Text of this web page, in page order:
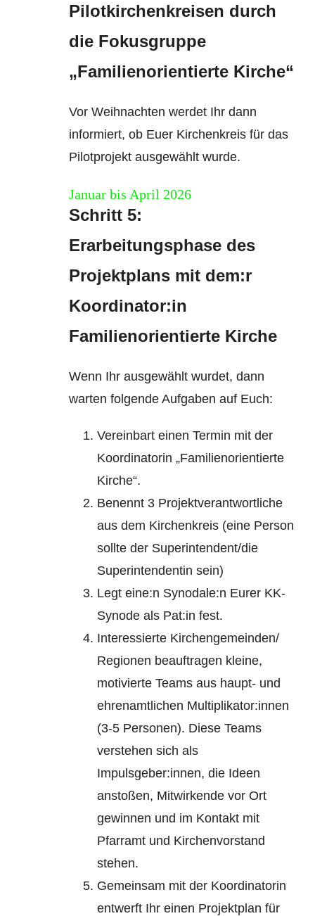
Pilotkirchenkreisen durch
die Fokusgruppe
„Familienorientierte Kirche“
Vor Weihnachten werdet Ihr dann
informiert, ob Euer Kirchenkreis für das
Pilotprojekt ausgewählt wurde.
Januar bis April 2026
Schritt 5:
Erarbeitungsphase des
Projektplans mit dem:r
Koordinator:in
Familienorientierte Kirche
Wenn Ihr ausgewählt wurdet, dann
warten folgende Aufgaben auf Euch:
Vereinbart einen Termin mit der
Koordinatorin „Familienorientierte
Kirche“.
Benennt 3 Projektverantwortliche
aus dem Kirchenkreis (eine Person
sollte der Superintendent/die
Superintendentin sein)
Legt eine:n Synodale:n Eurer KK-
Synode als Pat:in fest.
Interessierte Kirchengemeinden/
Regionen beauftragen kleine,
motivierte Teams aus haupt- und
ehrenamtlichen Multiplikator:innen
(3-5 Personen). Diese Teams
verstehen sich als
Impulsgeber:innen, die Ideen
anstoßen, Mitwirkende vor Ort
gewinnen und im Kontakt mit
Pfarramt und Kirchenvorstand
stehen.
Gemeinsam mit der Koordinatorin
entwerft Ihr einen Projektplan für